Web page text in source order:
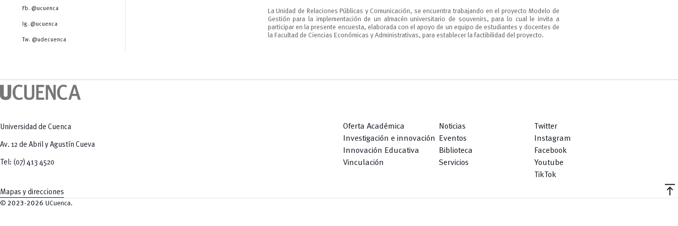
Tecnologías
Radio Universitaria
Sostenibilidad
Fb. @ucuenca
Ig. @ucuenca
Tw. @udecuenca
La Unidad de Relaciones Públicas y Comunicación, se encuentra trabajando en el proyecto Modelo de
Gestión para la implementación de un almacén universitario de souvenirs, para lo cual le invita a
participar en la presente encuesta, elaborada con el apoyo de un equipo de estudiantes y docentes de
la Facultad de Ciencias Económicas y Administrativas, para establecer la factibilidad del proyecto.
Universidad de Cuenca
Av. 12 de Abril y Agustín Cueva
Tel: (07) 413 4520
Mapas y direcciones
Oferta Académica
Investigación e innovación
Innovación Educativa
Vinculación
Noticias
Eventos
Biblioteca
Servicios
Twitter
Instagram
Facebook
Youtube
TikTok
vertical_align_top
© 2023-2026 UCuenca.